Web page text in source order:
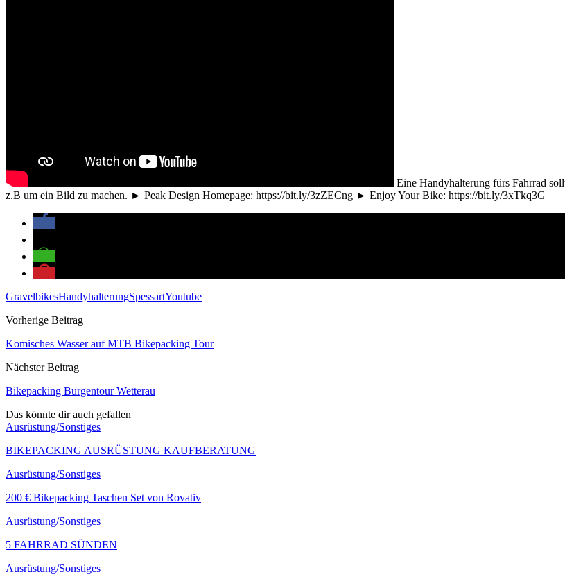
Eine Handyhalterung fürs Fahrrad
z.B um ein Bild zu machen. ► Peak Design Homepage: https://bit.ly/3zZECng ► Enjoy Your Bike: https://bit.ly/3xTkq3G
GravelbikesHandyhalterungSpessartYoutube
Vorherige Beitrag
Komisches Wasser auf MTB Bikepacking Tour
Nächster Beitrag
Bikepacking Burgentour Wetterau
Das könnte dir auch gefallen
Ausrüstung/Sonstiges
BIKEPACKING AUSRÜSTUNG KAUFBERATUNG
Ausrüstung/Sonstiges
200 € Bikepacking Taschen Set von Rovativ
Ausrüstung/Sonstiges
5 FAHRRAD SÜNDEN
Ausrüstung/Sonstiges